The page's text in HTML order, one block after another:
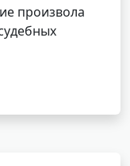
произвола